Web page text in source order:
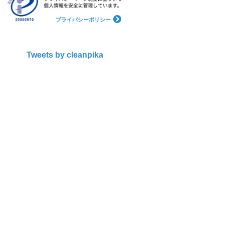
プライバシーポリシー
Tweets by cleanpika